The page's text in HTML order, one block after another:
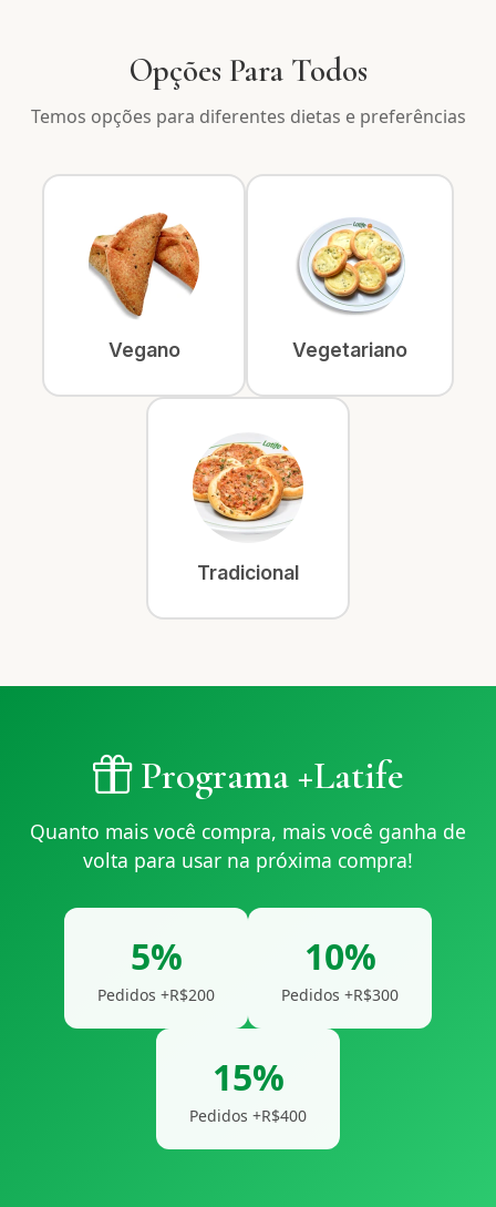
Opções Para Todos
Temos opções para diferentes dietas e preferências
Vegano Vegetariano
Tradicional
Programa +Latife
Quanto mais você compra, mais você ganha de
volta para usar na próxima compra!
5%
Pedidos +R$200
10%
Pedidos +R$300
15%
Pedidos +R$400